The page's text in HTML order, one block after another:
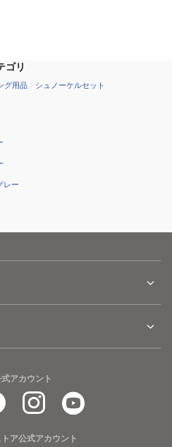
ゴリ
グ用品 シュノーケルセット
レー
アカウント
ア公式アカウント